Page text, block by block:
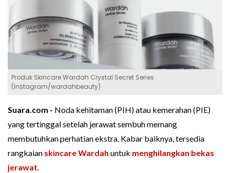
Produk Skincare Wardah Crystal Secret Series
(Instagram/wardahbeauty)
Suara.com - Noda kehitaman (PIH) atau kemerahan (PIE)
yang tertinggal setelah jerawat sembuh memang
membutuhkan perhatian ekstra. Kabar baiknya, tersedia
rangkaian skincare Wardah untuk menghilangkan bekas
jerawat.